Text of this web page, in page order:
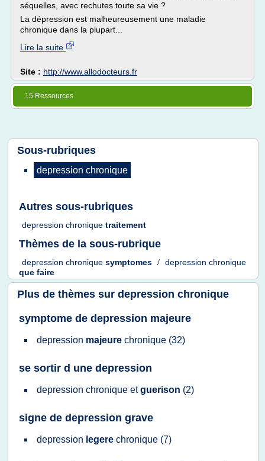
séquelles, avec rechutes toute sa vie ?
La dépression est malheureusement une maladie
chronique dans la plupart...
Lire la suite
Site : http://www.allodocteurs.fr
15 Ressources
Sous-rubriques
depression chronique
Autres sous-rubriques
depression chronique traitement
Thèmes de la sous-rubrique
depression chronique symptomes / depression chronique
que faire
Plus de thèmes sur depression chronique
symptome de depression majeure
depression majeure chronique (32)
se sortir d une depression
depression chronique etguerison (2)
signe de depression grave
depression legere chronique (7)